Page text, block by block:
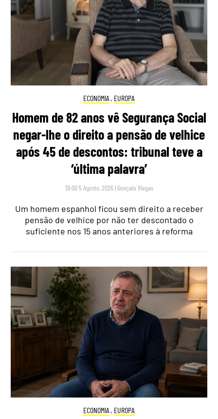
ECONOMIA , EUROPA
Homem de 82 anos vê Segurança Social
negar-lhe o direito a pensão de velhice
após 45 de descontos: tribunal teve a
‘última palavra’
19:00 5 Agosto, 2026 | Gonçalo Viegas
Um homem espanhol ficou sem direito a receber
pensão de velhice por não ter descontado o
suficiente nos 15 anos anteriores à reforma
ECONOMIA , EUROPA